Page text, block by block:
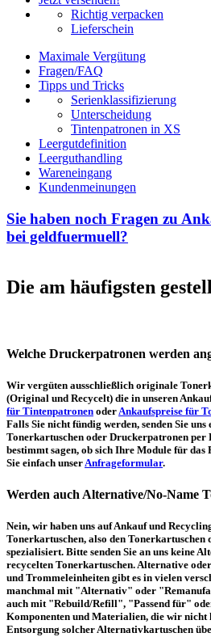
Richtig verpacken
Lieferschein
Maximale Vergütung
Fragen/FAQ
Tipps und Tricks
Serienklassifizierung
Unterscheidung
Tintenpatronen in XS
Leergutdefinition
Leerguthandling
Wareneingang
Kundenmeinungen
Sie haben noch Fragen zu
bei geldfuermuell?
Die am häufigsten
Welche Druckerpatronen werden
Wir vergüten ausschließlich originale
(Original und Recycelt) die in unseren
für Tintenpatronen oder Ankaufspreise für
Falls Sie nicht fündig werden, senden Sie
Tonerkartuschen oder Druckerpatronen per
bestimmt sagen, ob sich Ihre Module für das
Sie einfach unser Anfrageformular.
Werden auch Alternative/No-Name
Nein, wir haben uns auf Ankauf und
Tonerkartuschen, also den
spezialisiert. Bitte senden Sie an uns keine
recycelten Tonerkartuschen. Alternative
und Trommeleinheiten gibt es in vielen
manchmal mit "Alternativ" oder
auch mit "Rebuild/Refill", "Passend für"
Komponenten und Materialien, die wir nicht
Entsorgung solcher Alternativkartuschen